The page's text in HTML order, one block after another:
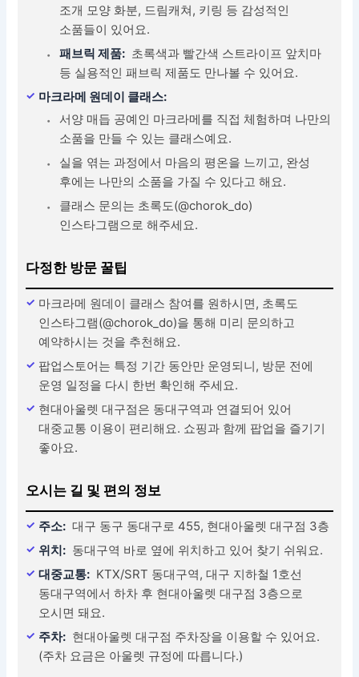
조개 모양 화분, 드림캐쳐, 키링 등 감성적인
소품들이 있어요.
패브릭 제품: 초록색과 빨간색 스트라이프 앞치마
등 실용적인 패브릭 제품도 만나볼 수 있어요.
마크라메 원데이 클래스:
서양 매듭 공예인 마크라메를 직접 체험하며 나만의
소품을 만들 수 있는 클래스예요.
실을 엮는 과정에서 마음의 평온을 느끼고, 완성
후에는 나만의 소품을 가질 수 있다고 해요.
클래스 문의는 초록도(@chorok_do)
인스타그램으로 해주세요.
다정한 방문 꿀팁
마크라메 원데이 클래스 참여를 원하시면, 초록도
인스타그램(@chorok_do)을 통해 미리 문의하고
예약하시는 것을 추천해요.
팝업스토어는 특정 기간 동안만 운영되니, 방문 전에
운영 일정을 다시 한번 확인해 주세요.
현대아울렛 대구점은 동대구역과 연결되어 있어
대중교통 이용이 편리해요. 쇼핑과 함께 팝업을 즐기기
좋아요.
오시는 길 및 편의 정보
주소: 대구 동구 동대구로 455, 현대아울렛 대구점 3층
위치: 동대구역 바로 옆에 위치하고 있어 찾기 쉬워요.
대중교통: KTX/SRT 동대구역, 대구 지하철 1호선
동대구역에서 하차 후 현대아울렛 대구점 3층으로
오시면 돼요.
주차: 현대아울렛 대구점 주차장을 이용할 수 있어요.
(주차 요금은 아울렛 규정에 따릅니다.)